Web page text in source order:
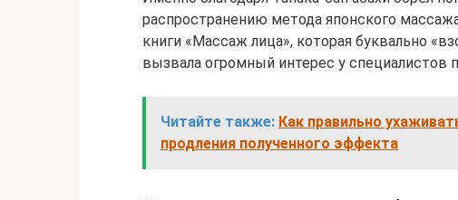
распространению метода японского
книги «Массаж лица», которая буквально
вызвала огромный интерес у
Читайте также: Как правильно
продления полученного эффекта